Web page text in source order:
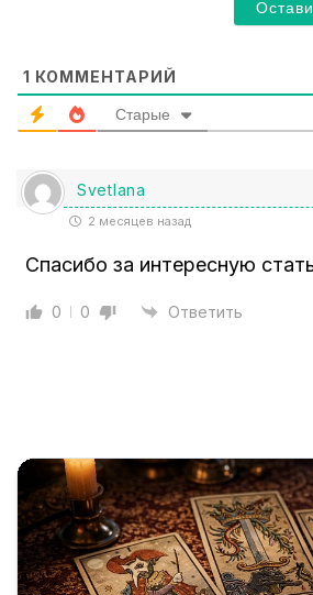
1 КОММЕНТАРИЙ
Старые
Svetlana
2 месяцев назад
Спасибо за интересную
0 0 Ответить